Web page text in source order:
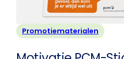
Promotiematerialen